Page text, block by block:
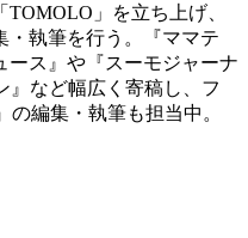
」を立ち上げ、
・執筆を行う。『ママテ
ース』や『スーモジャーナ
』など幅広く寄稿し、フ
編集・執筆も担当中。